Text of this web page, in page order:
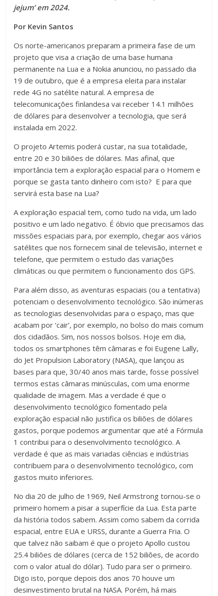
jejum’ em 2024.
Por Kevin Santos
Os norte-americanos preparam a primeira fase de um
projeto que visa a criação de uma base humana
permanente na Lua e a Nokia anunciou, no passado dia
19 de outubro, que é a empresa eleita para instalar
rede 4G no satélite natural. A empresa de
telecomunicações finlandesa vai receber 14.1 milhões
de dólares para desenvolver a tecnologia, que será
instalada em 2022.
O projeto Artemis poderá custar, na sua totalidade,
entre 20 e 30 biliões de dólares. Mas afinal, que
importância tem a exploração espacial para o Homem e
porque se gasta tanto dinheiro com isto? E para que
servirá esta base na Lua?
A exploração espacial tem, como tudo na vida, um lado
positivo e um lado negativo. É óbvio que precisamos das
missões espaciais para, por exemplo, chegar aos vários
satélites que nos fornecem sinal de televisão, internet e
telefone, que permitem o estudo das variações
climáticas ou que permitem o funcionamento dos GPS.
Para além disso, as aventuras espaciais (ou a tentativa)
potenciam o desenvolvimento tecnológico. São inúmeras
as tecnologias desenvolvidas para o espaço, mas que
acabam por ‘cair’, por exemplo, no bolso do mais comum
dos cidadãos. Sim, nos nossos bolsos. Hoje em dia,
todos os smartphones têm câmaras e foi Eugene Lally,
do Jet Propulsion Laboratory (NASA), que lançou as
bases para que, 30/40 anos mais tarde, fosse possível
termos estas câmaras minúsculas, com uma enorme
qualidade de imagem. Mas a verdade é que o
desenvolvimento tecnológico fomentado pela
exploração espacial não justifica os biliões de dólares
gastos, porque podemos argumentar que até a Fórmula
1 contribui para o desenvolvimento tecnológico. A
verdade é que as mais variadas ciências e indústrias
contribuem para o desenvolvimento tecnológico, com
gastos muito inferiores.
No dia 20 de julho de 1969, Neil Armstrong tornou-se o
primeiro homem a pisar a superfície da Lua. Esta parte
da história todos sabem. Assim como sabem da corrida
espacial, entre EUA e URSS, durante a Guerra Fria. O
que talvez não saibam é que o projeto Apollo custou
25.4 biliões de dólares (cerca de 152 biliões, de acordo
com o valor atual do dólar). Tudo para ser o primeiro.
Digo isto, porque depois dos anos 70 houve um
desinvestimento brutal na NASA. Porém, há mais